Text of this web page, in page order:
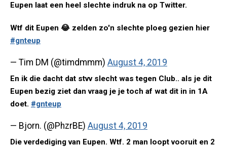
Eupen laat een heel slechte indruk na op Twitter.
Wtf dit Eupen 😂 zelden zo'n slechte ploeg gezien hier
#gnteup
— Tim DM (@timdmmm) August 4, 2019
En ik die dacht dat stvv slecht was tegen Club.. als je dit
Eupen bezig ziet dan vraag je je toch af wat dit in in 1A
doet. #gnteup
— Bjorn. (@PhzrBE) August 4, 2019
Die verdediging van Eupen. Wtf. 2 man loopt vooruit en 2